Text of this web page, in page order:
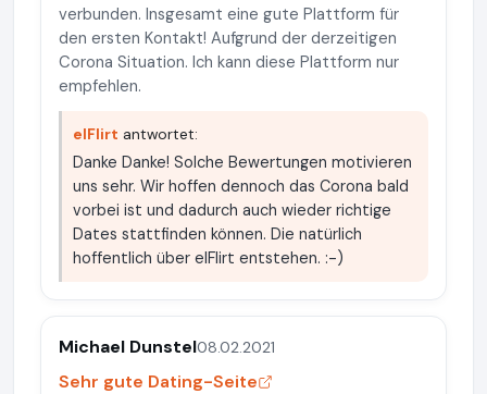
verbunden. Insgesamt eine gute Plattform für
den ersten Kontakt! Aufgrund der derzeitigen
Corona Situation. Ich kann diese Plattform nur
empfehlen.
elFlirt antwortet:
Danke Danke! Solche Bewertungen motivieren
uns sehr. Wir hoffen dennoch das Corona bald
vorbei ist und dadurch auch wieder richtige
Dates stattfinden können. Die natürlich
hoffentlich über elFlirt entstehen. :-)
Michael Dunstel08.02.2021
Sehr gute Dating-Seite